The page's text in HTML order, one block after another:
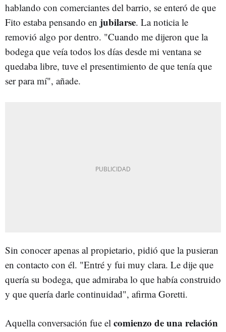
hablando con comerciantes del barrio, se enteró de que
Fito estaba pensando en jubilarse. La noticia le
removió algo por dentro. "Cuando me dijeron que la
bodega que veía todos los días desde mi ventana se
quedaba libre, tuve el presentimiento de que tenía que
ser para mí", añade.
Sin conocer apenas al propietario, pidió que la pusieran
en contacto con él. "Entré y fui muy clara. Le dije que
quería su bodega, que admiraba lo que había construido
y que quería darle continuidad", afirma Goretti.
Aquella conversación fue el comienzo de una relación